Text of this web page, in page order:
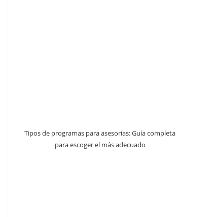
Tipos de programas para asesorías: Guía completa
para escoger el más adecuado